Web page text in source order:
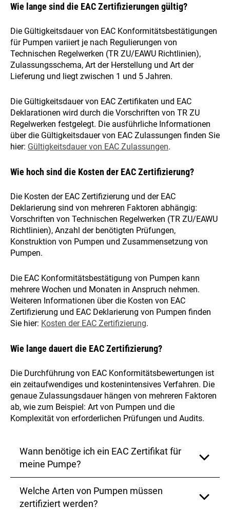
Wie lange sind die EAC Zertifizierungen gültig?
Die Gültigkeitsdauer von EAC Konformitätsbestätigungen
für Pumpen variiert je nach Regulierungen von
Technischen Regelwerken (TR ZU/EAWU Richtlinien),
Zulassungsschema, Art der Herstellung und Art der
Lieferung und liegt zwischen 1 und 5 Jahren.
Die Gültigkeitsdauer von EAC Zertifikaten und EAC
Deklarationen wird durch die Vorschriften von TR ZU
Regelwerken festgelegt. Die ausführliche Informationen
über die Gültigkeitsdauer von EAC Zulassungen finden Sie
hier: Gültigkeitsdauer von EAC Zulassungen.
Wie hoch sind die Kosten der EAC Zertifizierung?
Die Kosten der EAC Zertifizierung und der EAC
Deklarierung sind von mehreren Faktoren abhängig:
Vorschriften von Technischen Regelwerken (TR ZU/EAWU
Richtlinien), Anzahl der benötigten Prüfungen,
Konstruktion von Pumpen und Zusammensetzung von
Pumpen.
Die EAC Konformitätsbestätigung von Pumpen kann
mehrere Wochen und Monaten in Anspruch nehmen.
Weiteren Informationen über die Kosten von EAC
Zertifizierung und EAC Deklarierung von Pumpen finden
Sie hier: Kosten der EAC Zertifizierung.
Wie lange dauert die EAC Zertifizierung?
Die Durchführung von EAC Konformitätsbewertungen ist
ein zeitaufwendiges und kostenintensives Verfahren. Die
genaue Zulassungsdauer hängen von mehreren Faktoren
ab, wie zum Beispiel: Art von Pumpen und die
Komplexität von erforderlichen Prüfungen und Audits.
Wann benötige ich ein EAC Zertifikat für
meine Pumpe?
Ein EAC Zertifikat ist erforderlich, um die Konformität
Ihrer Pumpe mit den technischen Vorschriften der
Welche Arten von Pumpen müssen
zertifiziert werden?